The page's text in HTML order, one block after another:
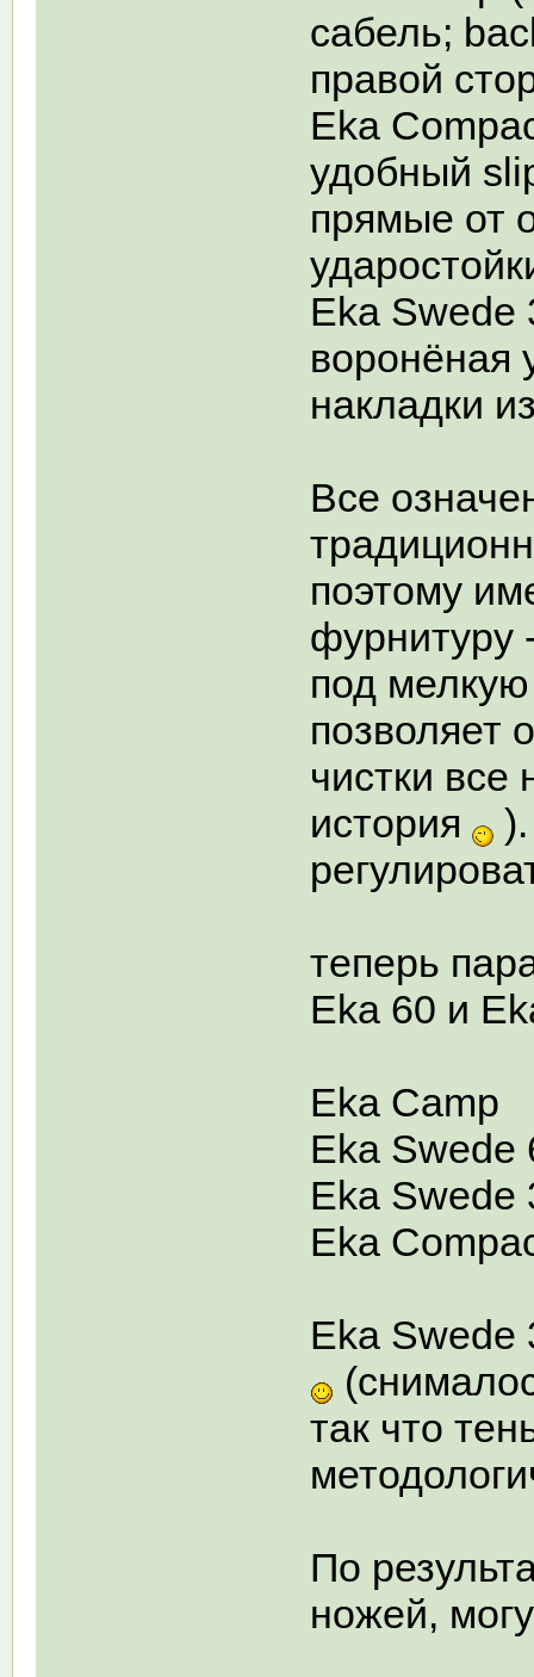
сабель;
правой
Eka
удобный
прямые от
Eka Swede
воронёная
накладки
Все
поэтому
фурнитуру
под
позволяет
чистки все
история
теперь
Eka 60 и
Eka Camp
Eka Swede
Eka Swede
Eka
Eka Swede
так что
По
ножей,